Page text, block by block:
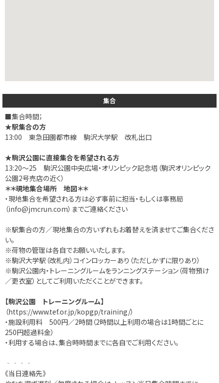
集合
■集合時間；
★駅集合の方
13:00 東急田園都市線 駒沢大学駅 改札出口
★駒沢公園に直接集合を希望される方
13:20～25 駒沢公園中央広場・オリンピック記念塔（駒沢オリンピック
公園2号売店の近く）
＊＊現地集合場所 地図＊＊
・現地集合を希望される方は必ず事前に担当・もしくは事務局
（info@jmcrun.com）までご連絡ください
※駅集合の方／現地集合の方いずれもお着替えを済ませてご集合くださ
い。
※荷物の管理は各自でお願いいたします。
※駒沢大学駅（改札内）コインロッカーあり（ただしかずに限りあり）
※駒沢公園内・トレーニングルームをランニングステーション（荷物預け
／更衣室）としてご利用いただくことができます。
【駒沢公園 トレーニングルーム】
（https://www.tef.or.jp/kopgp/training/）
・施設利用料 500円／2時間（2時間以上利用の場合は1時間ごとに
250円超過料金）
・利用する場合は、集合時時間までに各自でご利用ください。
‐‐‐‐
《当日連絡先》